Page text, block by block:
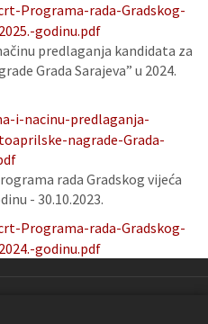
Programa-rada-Gradskog-
godinu.pdf
predlaganja kandidata za
Grada Sarajeva” u 2024.
i-nacinu-predlaganja-
nagrade-Grada-
rada Gradskog vijeća
- 30.10.2023.
Programa-rada-Gradskog-
godinu.pdf